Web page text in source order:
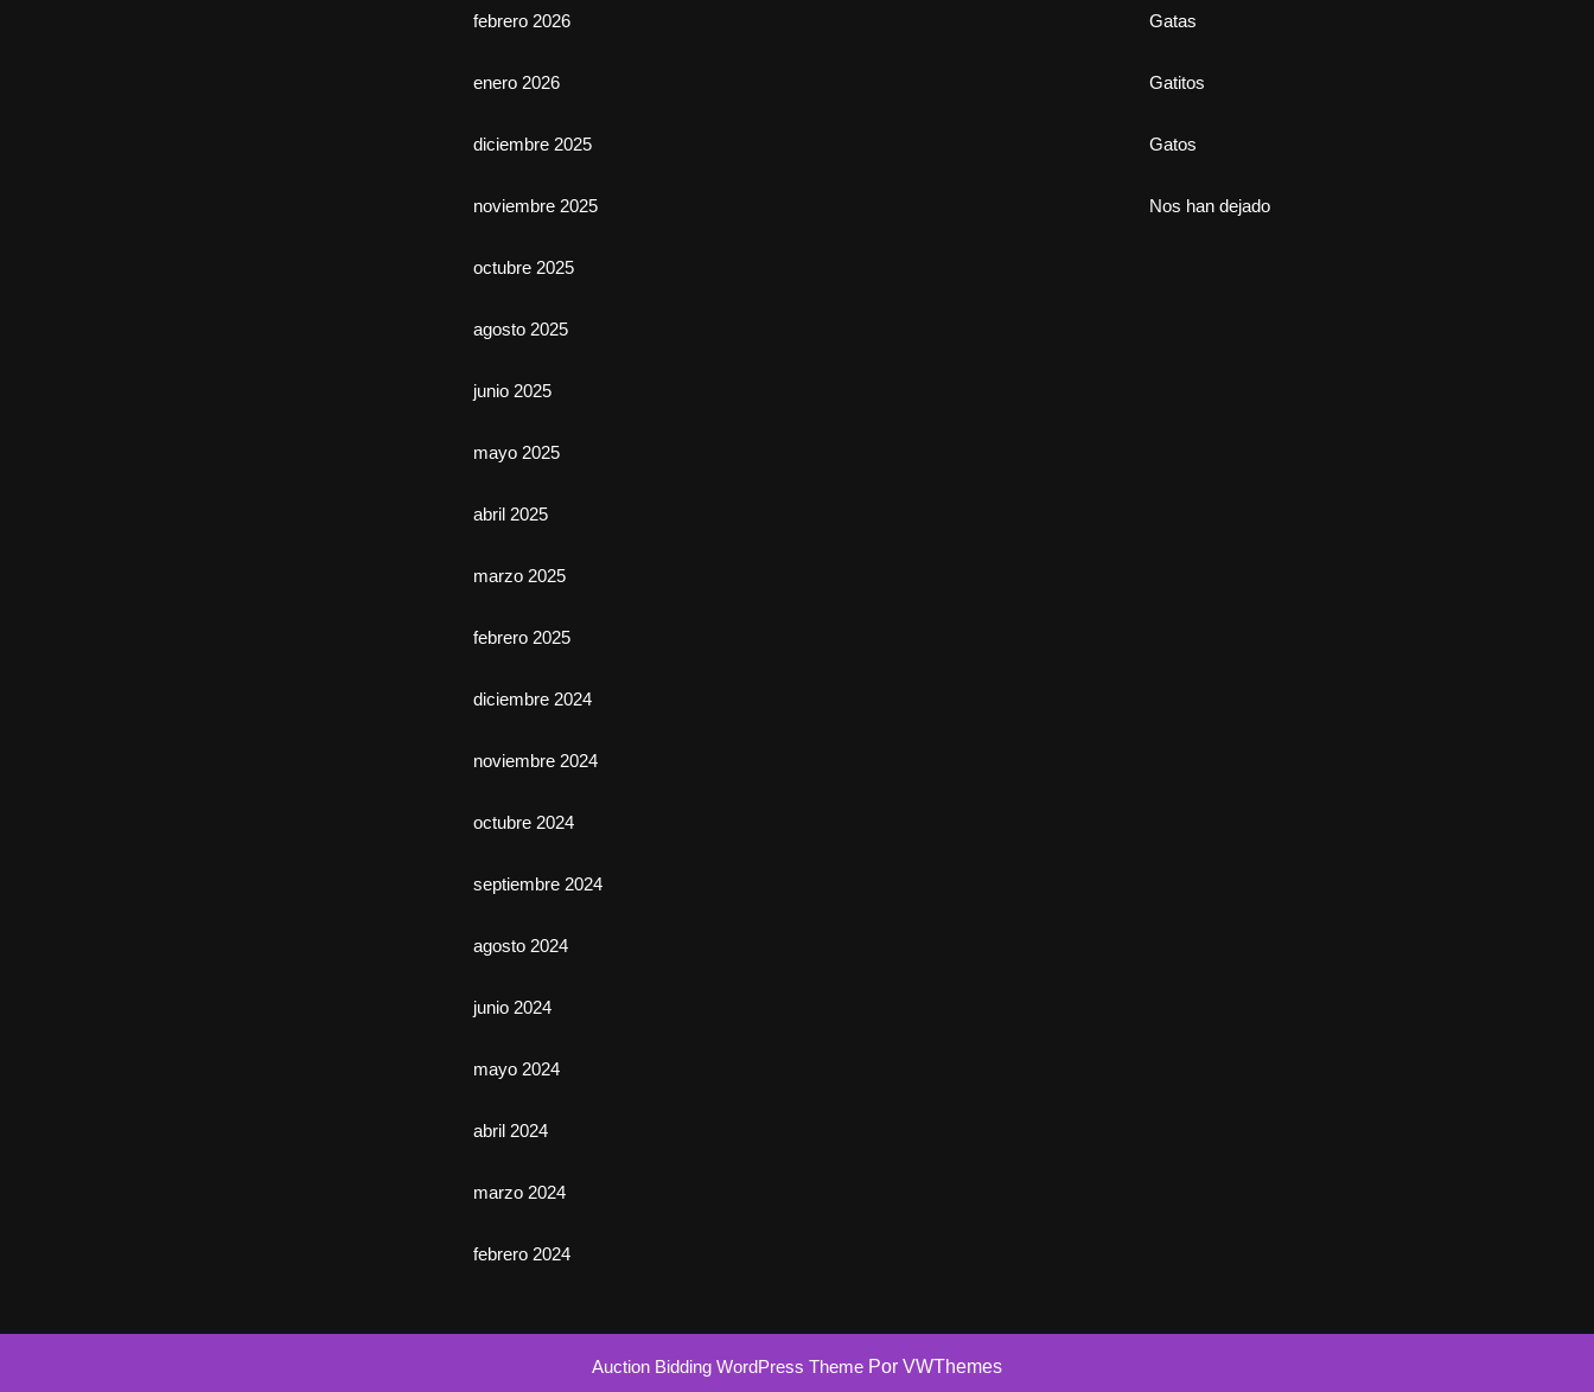
febrero 2026
enero 2026
diciembre 2025
noviembre 2025
octubre 2025
agosto 2025
junio 2025
mayo 2025
abril 2025
marzo 2025
febrero 2025
diciembre 2024
noviembre 2024
octubre 2024
septiembre 2024
agosto 2024
junio 2024
mayo 2024
abril 2024
marzo 2024
febrero 2024
Gatas
Gatitos
Gatos
Nos han dejado
Auction Bidding WordPress Theme Por VWThemes